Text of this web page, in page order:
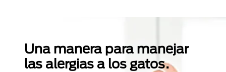
Una manera para manejar
las alergias a los gatos.